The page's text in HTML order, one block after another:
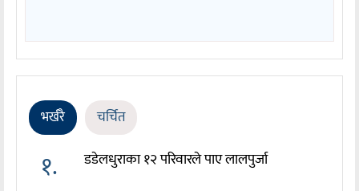
भर्खरै चर्चित
१. डडेलधुराका १२ परिवारले पाए लालपुर्जा